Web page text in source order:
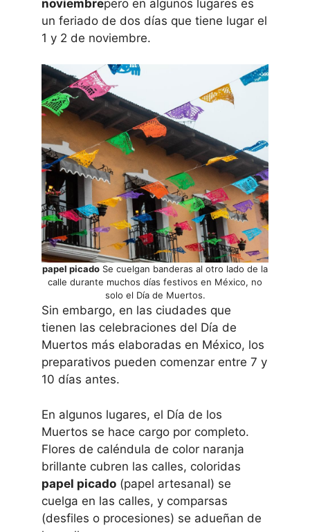
noviembrepero en algunos lugares es
un feriado de dos días que tiene lugar el
1 y 2 de noviembre.
papel picado Se cuelgan banderas al otro lado de la
calle durante muchos días festivos en México, no
solo el Día de Muertos.
Sin embargo, en las ciudades que
tienen las celebraciones del Día de
Muertos más elaboradas en México, los
preparativos pueden comenzar entre 7 y
10 días antes.
En algunos lugares, el Día de los
Muertos se hace cargo por completo.
Flores de caléndula de color naranja
brillante cubren las calles, coloridas
papel picado (papel artesanal) se
cuelga en las calles, y comparsas
(desfiles o procesiones) se adueñan de